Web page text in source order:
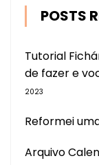
POSTS
Tutorial
de fazer e
2023
Reformei
Arquivo